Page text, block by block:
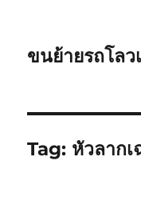
ขนย้ายรถโล
Tag: หัวลาก